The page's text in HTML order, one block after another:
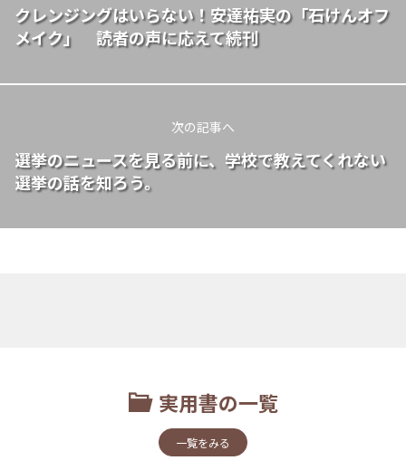
クレンジングはいらない！安達祐実の「石けんオフ
メイク」 読者の声に応えて続刊
次の記事へ
選挙のニュースを見る前に、学校で教えてくれない
選挙の話を知ろう。
実用書の一覧
一覧をみる